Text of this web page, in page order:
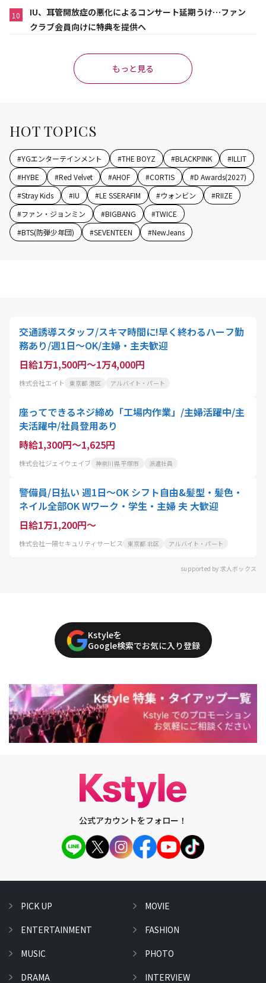
10
IU、耳管開放症の悪化によるコンサート延期うけ…ファン
クラブ会員向けに特典を提供へ
もっと見る
HOT TOPICS
#YGエンターテインメント #THE BOYZ #BLACKPINK #ILLIT
#HYBE #Red Velvet #AHOF #CORTIS #D Awards(2027)
#Stray Kids #IU #LE SSERAFIM #ウォンビン #RIIZE
#ファン・ジョンミン #BIGBANG #TWICE
#BTS(防弾少年団) #SEVENTEEN #NewJeans
交通誘導スタッフ/スキマ時間に!早く終わるハーフ勤
務あり/週1日～OK/主婦・主夫歓迎
日給1万1,500円～1万4,000円
株式会社エイト 東京都 港区 アルバイト・パート
座ってできるネジ締め「工場内作業」/主婦活躍中/主
夫活躍中/社員登用あり
時給1,300円～1,625円
株式会社ジェイウェイブ 神奈川県 平塚市 派遣社員
警備員/日払い 週1日～OK シフト自由&髪型・髪色・
ネイル全部OK Wワーク・学生・主婦 夫 大歓迎
日給1万1,200円～
株式会社一陽セキュリティサービス 東京都 北区 アルバイト・パート
supported by 求人ボックス
Kstyleを
Google検索でお気に入り登録
公式アカウントをフォロー！
PICK UP
ENTERTAINMENT
MUSIC
DRAMA
MOVIE
FASHION
PHOTO
INTERVIEW